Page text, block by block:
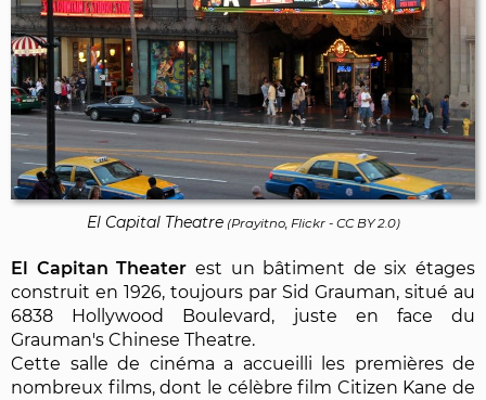
El Capital Theatre(Prayitno, Flickr- CC BY 2.0)
El Capitan Theater est un bâtiment de six étages
construit en 1926, toujours par Sid Grauman, situé au
6838 Hollywood Boulevard, juste en face du
Grauman's Chinese Theatre.
Cette salle de cinéma a accueilli les premières de
nombreux films, dont le célèbre film Citizen Kane de